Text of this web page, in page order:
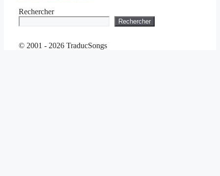
Rechercher
Rechercher
© 2001 - 2026 TraducSongs